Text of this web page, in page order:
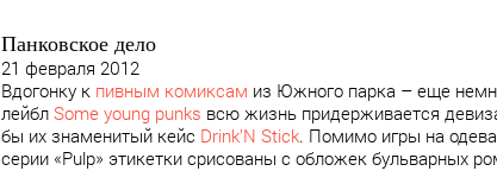
Панковское дело
21 февраля 2012
Вдогонку к пивным комиксам из Южного парка – еще
лейбл Some young punks всю жизнь придерживается
бы их знаменитый кейс Drink’N Stick. Помимо игры на
серии «Pulp» этикетки срисованы с обложек бульварных